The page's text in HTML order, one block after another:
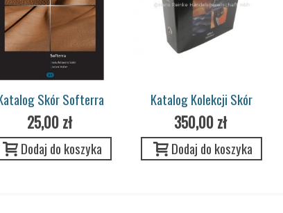
Skór Softerra
25,00 zł
Dodaj do koszyka
Katalog Kolekcji Skór
Meblowych
350,00 zł
Dodaj do koszyka